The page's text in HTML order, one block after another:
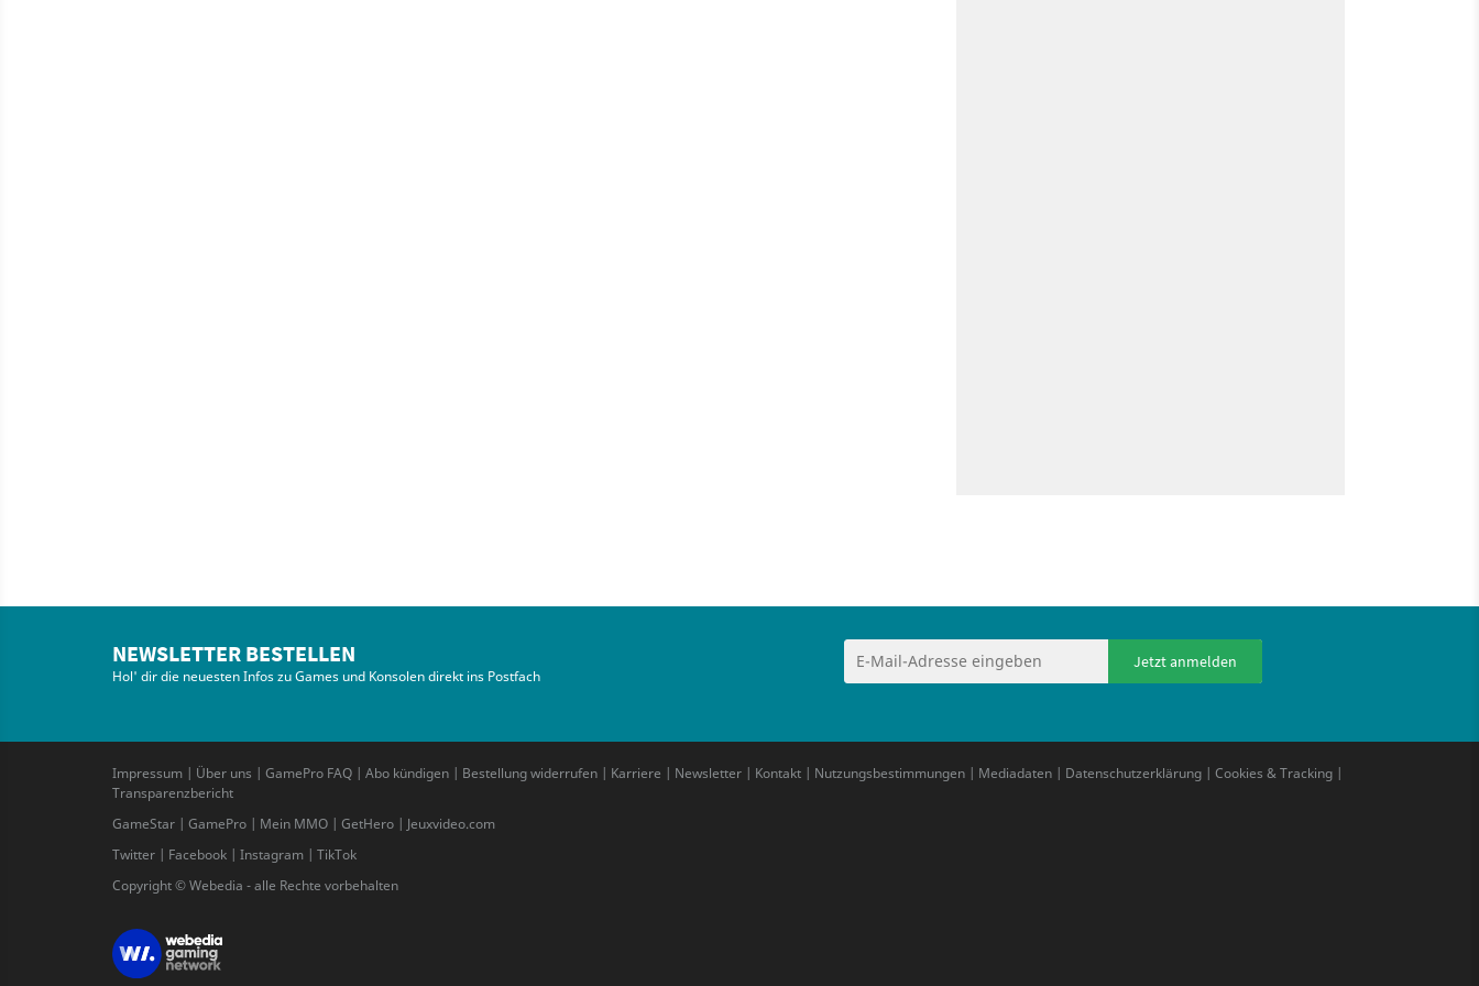
NEWSLETTER BESTELLEN
Hol' dir die neuesten Infos zu Games und Konsolen direkt ins Postfach
Jetzt anmelden
Impressum | Über uns | GamePro FAQ | Abo kündigen | Bestellung widerrufen | Karriere | Newsletter | Kontakt | Nutzungsbestimmungen | Mediadaten | Datenschutzerklärung | Cookies & Tracking |
Transparenzbericht
GameStar | GamePro | Mein MMO | GetHero | Jeuxvideo.com
Twitter | Facebook | Instagram | TikTok
Copyright © Webedia - alle Rechte vorbehalten